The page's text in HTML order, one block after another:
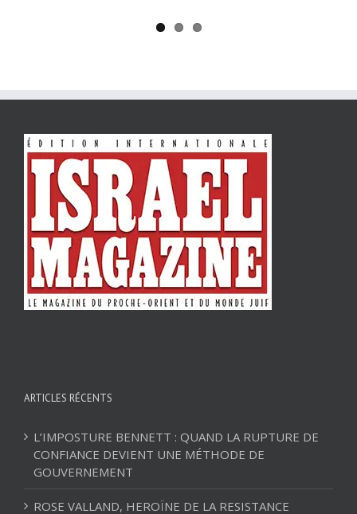
ARTICLES RÉCENTS
L’IMPOSTURE BENNETT : QUAND LA RUPTURE DE
CONFIANCE DEVIENT UNE MÉTHODE DE
GOUVERNEMENT
ROSE VALLAND, HEROÏNE DE LA RESISTANCE